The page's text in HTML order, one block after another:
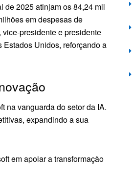
de 2025 atinjam os 84,24 mil
em despesas de
presidente e presidente
Unidos, reforçando a
na vanguarda do setor da IA.
expandindo a sua
em apoiar a transformação